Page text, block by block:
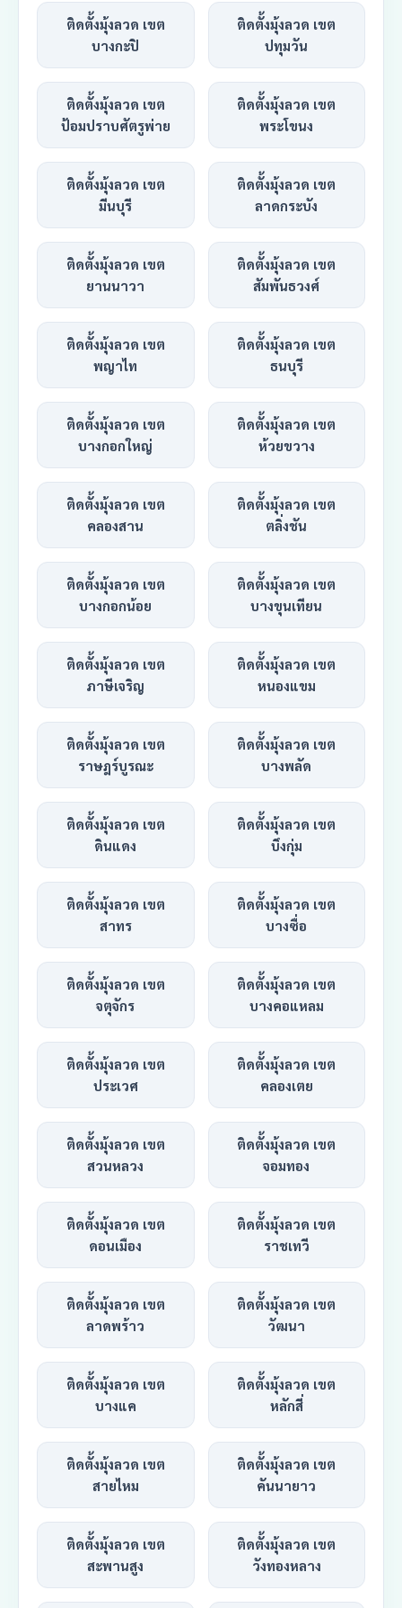
ติดตั้งมุ้งลวด เขต
บางกะปิ
ติดตั้งมุ้งลวด เขต
ปทุมวัน
ติดตั้งมุ้งลวด เขต
ป้อมปราบศัตรูพ่าย
ติดตั้งมุ้งลวด เขต
พระโขนง
ติดตั้งมุ้งลวด เขต
มีนบุรี
ติดตั้งมุ้งลวด เขต
ลาดกระบัง
ติดตั้งมุ้งลวด เขต
ยานนาวา
ติดตั้งมุ้งลวด เขต
สัมพันธวงศ์
ติดตั้งมุ้งลวด เขต
พญาไท
ติดตั้งมุ้งลวด เขต
ธนบุรี
ติดตั้งมุ้งลวด เขต
บางกอกใหญ่
ติดตั้งมุ้งลวด เขต
ห้วยขวาง
ติดตั้งมุ้งลวด เขต
คลองสาน
ติดตั้งมุ้งลวด เขต
ตลิ่งชัน
ติดตั้งมุ้งลวด เขต
บางกอกน้อย
ติดตั้งมุ้งลวด เขต
บางขุนเทียน
ติดตั้งมุ้งลวด เขต
ภาษีเจริญ
ติดตั้งมุ้งลวด เขต
หนองแขม
ติดตั้งมุ้งลวด เขต
ราษฎร์บูรณะ
ติดตั้งมุ้งลวด เขต
บางพลัด
ติดตั้งมุ้งลวด เขต
ดินแดง
ติดตั้งมุ้งลวด เขต
บึงกุ่ม
ติดตั้งมุ้งลวด เขต
สาทร
ติดตั้งมุ้งลวด เขต
บางซื่อ
ติดตั้งมุ้งลวด เขต
จตุจักร
ติดตั้งมุ้งลวด เขต
บางคอแหลม
ติดตั้งมุ้งลวด เขต
ประเวศ
ติดตั้งมุ้งลวด เขต
คลองเตย
ติดตั้งมุ้งลวด เขต
สวนหลวง
ติดตั้งมุ้งลวด เขต
จอมทอง
ติดตั้งมุ้งลวด เขต
ดอนเมือง
ติดตั้งมุ้งลวด เขต
ราชเทวี
ติดตั้งมุ้งลวด เขต
ลาดพร้าว
ติดตั้งมุ้งลวด เขต
วัฒนา
ติดตั้งมุ้งลวด เขต
บางแค
ติดตั้งมุ้งลวด เขต
หลักสี่
ติดตั้งมุ้งลวด เขต
สายไหม
ติดตั้งมุ้งลวด เขต
คันนายาว
ติดตั้งมุ้งลวด เขต
สะพานสูง
ติดตั้งมุ้งลวด เขต
วังทองหลาง